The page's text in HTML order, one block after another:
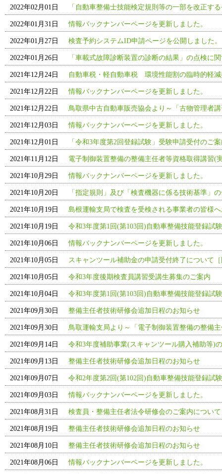
2022年02月01日 「自動車整備士技能検定規則等の一部を改正す
2022年01月31日 情報バックナンバーページを更新しました。
2022年01月27日 検査予約システムID申請ページを公開しました。
2022年01月26日 「車載式故障診断装置の診断の結果」の点検に
2021年12月24日 自動車税・軽自動車税 環境性能割の臨時的軽
2021年12月22日 情報バックナンバーページを更新しました。
2021年12月22日 鳥取県中古自動車販売協会より～「古物管理者
2021年12月03日 情報バックナンバーページを更新しました。
2021年12月01日 「令和3年度第2回登録試験」受験申請受付のご
2021年11月12日 電子制御装置整備の整備主任者等資格取得講習(
2021年10月29日 情報バックナンバーページを更新しました。
2021年10月20日 「指定規則」及び「検査機器に係る技術基準」
2021年10月19日 島根運輸支局で検査を受検される事業者の皆様
2021年10月19日 令和3年度第1回(第103回)自動車整備技能登録試
2021年10月06日 情報バックナンバーページを更新しました。
2021年10月05日 スキャンツール補助金の申請受付終了について
2021年10月05日 令和3年度後期検査員講習受講生募集のご案内
2021年10月04日 令和3年度第1回(第103回)自動車整備技能登録試
2021年09月30日 整備主任者技術研修会追加日程のお知らせ
2021年09月30日 鳥取運輸支局より～「電子制御装置整備の整備
2021年09月14日 令和3年度補助事業(スキャンツール購入補助等)
2021年09月13日 整備主任者技術研修会追加日程のお知らせ
2021年09月07日 令和2年度第2回(第102回)自動車整備技能登録試
2021年09月03日 情報バックナンバーページを更新しました。
2021年08月31日 検査員・整備主任者法令研修会のご案内について
2021年08月19日 整備主任者技術研修会追加日程のお知らせ
2021年08月10日 整備主任者技術研修会追加日程のお知らせ
2021年08月06日 情報バックナンバーページを更新しました。